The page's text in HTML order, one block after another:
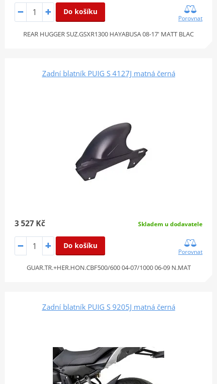
Do košíku
Porovnat
REAR HUGGER SUZ.GSXR1300 HAYABUSA 08-17' MATT BLAC
Zadní blatník PUIG S 4127J matná černá
3 527 Kč Skladem u dodavatele
Do košíku
Porovnat
GUAR.TR.+HER.HON.CBF500/600 04-07/1000 06-09 N.MAT
Zadní blatník PUIG S 9205J matná černá